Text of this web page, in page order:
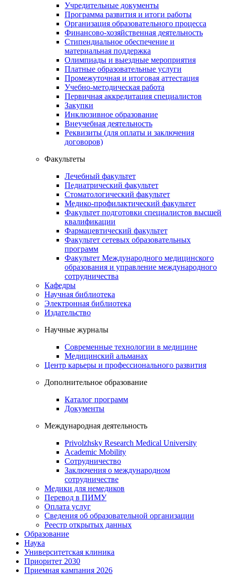
Учредительные документы
Программа развития и итоги работы
Организация образовательного процесса
Финансово-хозяйственная деятельность
Стипендиальное обеспечение и
материальная поддержка
Олимпиады и выездные мероприятия
Платные образовательные услуги
Промежуточная и итоговая аттестация
Учебно-методическая работа
Первичная аккредитация специалистов
Закупки
Инклюзивное образование
Внеучебная деятельность
Реквизиты (для оплаты и заключения
договоров)
Факультеты
Лечебный факультет
Педиатрический факультет
Стоматологический факультет
Медико-профилактический факультет
Факультет подготовки специалистов высшей
квалификации
Фармацевтический факультет
Факультет сетевых образовательных
программ
Факультет Международного медицинского
образования и управление международного
сотрудничества
Кафедры
Научная библиотека
Электронная библиотека
Издательство
Научные журналы
Современные технологии в медицине
Медицинский альманах
Центр карьеры и профессионального развития
Дополнительное образование
Каталог программ
Документы
Международная деятельность
Privolzhsky Research Medical University
Academic Mobility
Сотрудничество
Заключения о международном
сотрудничестве
Медики для немедиков
Перевод в ПИМУ
Оплата услуг
Сведения об образовательной организации
Реестр открытых данных
Образование
Наука
Университетская клиника
Приоритет 2030
Приемная кампания 2026